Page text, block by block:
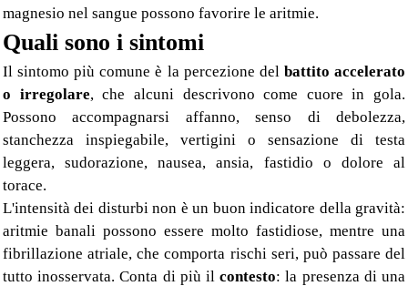
magnesio nel sangue possono favorire le aritmie.
Quali sono i sintomi
Il sintomo più comune è la percezione del battito accelerato
o irregolare, che alcuni descrivono come cuore in gola.
Possono accompagnarsi affanno, senso di debolezza,
stanchezza inspiegabile, vertigini o sensazione di testa
leggera, sudorazione, nausea, ansia, fastidio o dolore al
torace.
L'intensità dei disturbi non è un buon indicatore della gravità:
aritmie banali possono essere molto fastidiose, mentre una
fibrillazione atriale, che comporta rischi seri, può passare del
tutto inosservata. Conta di più ilcontesto: la presenza di una